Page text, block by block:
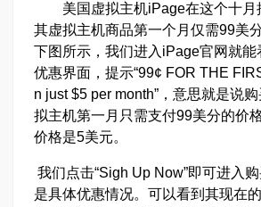
美国虚拟主机iPage在这个十月
其虚拟主机商品第一个月仅需99美
下图所示，我们进入iPage官网就能
优惠界面，提示“99¢ FOR THE
n just $5 per month”，意思就是说
拟主机第一月只需支付99美分的价
价格是5美元。
我们点击“Sigh Up Now”即可进入
是具体优惠情况。可以看到其现在